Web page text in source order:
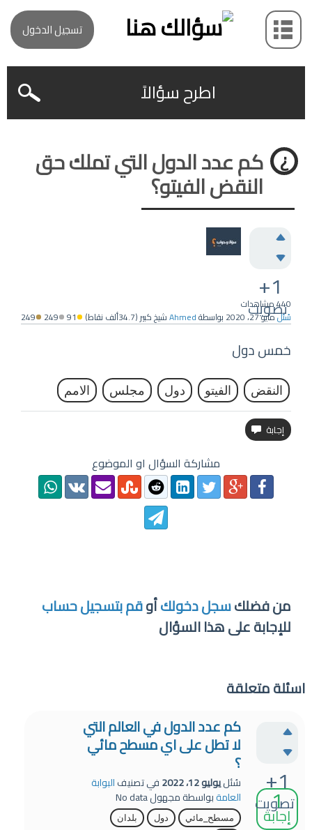
تسجيل الدخول
اطرح سؤالاً
كم عدد الدول التي تملك حق
النقض الفيتو؟
+1
تصويت
440مشاهدات
سُئلمايو 27، 2020 بواسطةAhmedشيخ كبير(34.7ألف نقاط) 91
249
249
خمس دول
النقض الفيتو دول مجلس الامم
مشاركة السؤال او الموضوع
من فضلكسجل دخولكأوقم بتسجيل حساب
للإجابة على هذا السؤال
اسئلة متعلقة
+1
تصويت
1
إجابة
كم عدد الدول في العالم التي
لا تطل على اي مسطح مائي
؟
سُئليوليو 12، 2022 في تصنيفالبوابة
العامةبواسطةمجهولNo data
مسطح_مائي دول
بلدان